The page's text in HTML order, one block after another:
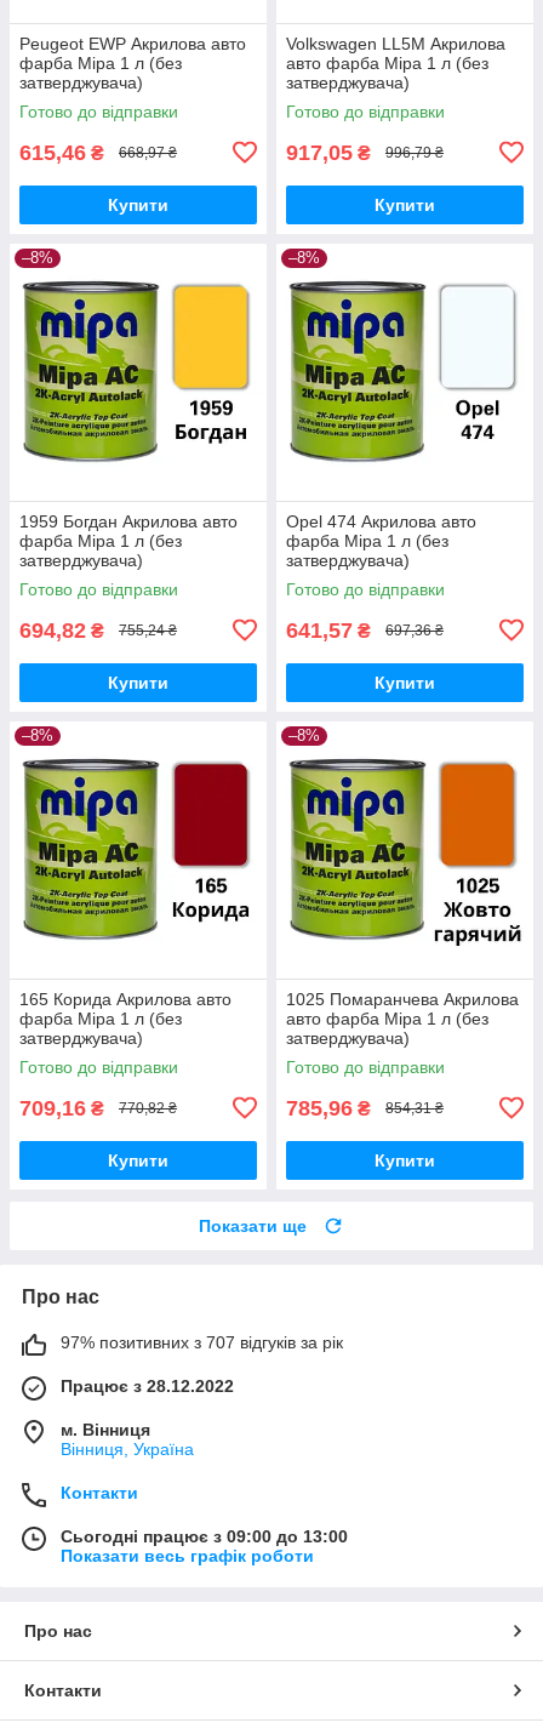
Peugeot EWP Акрилова авто
фарба Mipa 1 л (без
затверджувача)
Готово до відправки
615,46 ₴ 668,97 ₴
Купити
Volkswagen LL5M Акрилова
авто фарба Mipa 1 л (без
затверджувача)
Готово до відправки
917,05 ₴ 996,79 ₴
Купити
–8%
1959 Богдан Акрилова авто
фарба Mipa 1 л (без
затверджувача)
Готово до відправки
694,82 ₴ 755,24 ₴
Купити
–8%
Opel 474 Акрилова авто
фарба Mipa 1 л (без
затверджувача)
Готово до відправки
641,57 ₴ 697,36 ₴
Купити
–8%
165 Корида Акрилова авто
фарба Mipa 1 л (без
затверджувача)
Готово до відправки
709,16 ₴ 770,82 ₴
Купити
–8%
1025 Помаранчева Акрилова
авто фарба Mipa 1 л (без
затверджувача)
Готово до відправки
785,96 ₴ 854,31 ₴
Купити
Показати ще
Про нас
97% позитивних з 707 відгуків за рік
Працює з 28.12.2022
м. Вінниця
Вінниця, Україна
Контакти
Сьогодні працює з 09:00 до 13:00
Показати весь графік роботи
Про нас
Контакти